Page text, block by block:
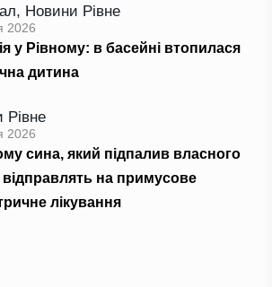
, Новини Рівне
2026
у Рівному: в басейні втопилася
дитина
Рівне
2026
сина, який підпалив власного
відправлять на примусове
лікування